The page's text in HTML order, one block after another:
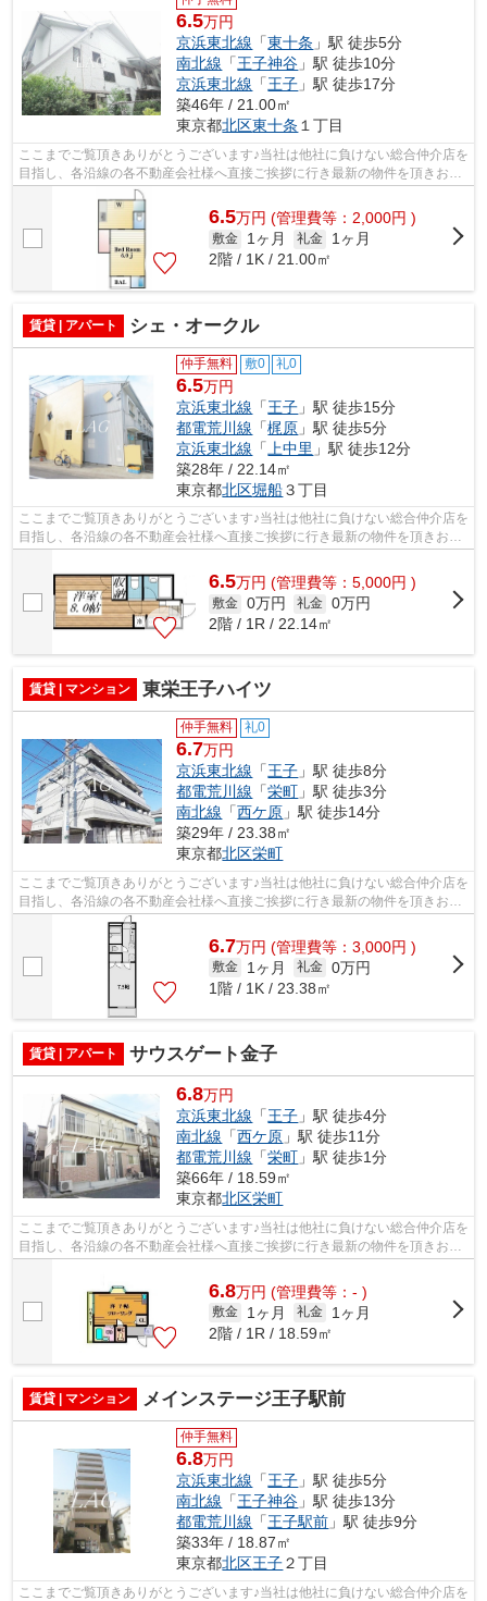
6.5万円
京浜東北線 「東十条 」駅 徒歩5分
南北線 「王子神谷 」駅 徒歩10分
京浜東北線 「王子 」駅 徒歩17分
築46年 / 21.00㎡
東京都北区東十条 １丁目
ここまでご覧頂きありがとうございます♪当社は他社に負けない総合仲介店を
目指し、各沿線の各不動産会社様へ直接ご挨拶に行き最新の物件を頂きお客
様へ提供しております！最新の情報は...
6.5万円 (管理費等：2,000円 )
敷金 1ヶ月 礼金
1ヶ月
2階 / 1K / 21.00㎡
賃貸 | アパート シェ・オークル
仲手無料 敷0 礼0
6.5万円
京浜東北線 「王子 」駅 徒歩15分
都電荒川線 「梶原 」駅 徒歩5分
京浜東北線 「 上中里 」駅 徒歩12分
築28年 / 22.14㎡
東京都北区堀船３丁目
ここまでご覧頂きありがとうございます♪当社は他社に負けない総合仲介店を
目指し、各沿線の各不動産会社様へ直接ご挨拶に行き最新の物件を頂きお客
6.5万円 (管理費等：5,000円 )
敷金 0万円 礼金 0万円
2階 / 1R / 22.14㎡
賃貸 | マンション 東栄王子ハイツ
仲手無料 礼0
6.7万円
京浜東北線 「王子 」駅 徒歩8分
都電荒川線 「栄町 」駅 徒歩3分
南北線 「西ケ原 」駅 徒歩14分
築29年 / 23.38㎡
東京都北区栄町
ここまでご覧頂きありがとうございます♪当社は他社に負けない総合仲介店を
目指し、各沿線の各不動産会社様へ直接ご挨拶に行き最新の物件を頂きお客
様へ提供しております！最新の情報は...
6.7万円 (管理費等：3,000円 )
敷金 1ヶ月 礼金 0万円
1階 / 1K / 23.38㎡
賃貸 | アパート サウスゲート金子
6.8万円
京浜東北線 「王子 」駅 徒歩4分
南北線 「西ケ原 」駅 徒歩11分
都電荒川線 「栄町 」駅 徒歩1分
築66年 / 18.59㎡
東京都北区栄町
ここまでご覧頂きありがとうございます♪当社は他社に負けない総合仲介店を
目指し、各沿線の各不動産会社様へ直接ご挨拶に行き最新の物件を頂きお客
6.8万円 (管理費等：- )
敷金 1ヶ月 礼金
1ヶ月
2階 / 1R / 18.59㎡
賃貸 | マンション メインステージ王子駅前
仲手無料
6.8万円
京浜東北線 「王子 」駅 徒歩5分
南北線 「王子神谷 」駅 徒歩13分
都電荒川線 「王子駅前 」駅 徒歩9分
築33年 / 18.87㎡
東京都北区王子２丁目
ここまでご覧頂きありがとうございます♪当社は他社に負けない総合仲介店を